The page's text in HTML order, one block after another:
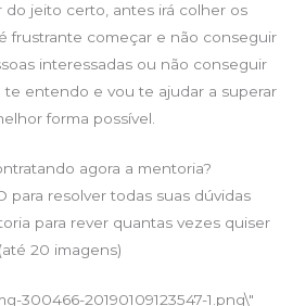
do jeito certo, antes irá colher os
frustrante começar e não conseguir
interessadas ou não conseguir
te entendo e vou te ajudar a superar
forma possível.
agora a mentoria?
para resolver todas suas dúvidas
para rever quantas vezes quiser
20 imagens)